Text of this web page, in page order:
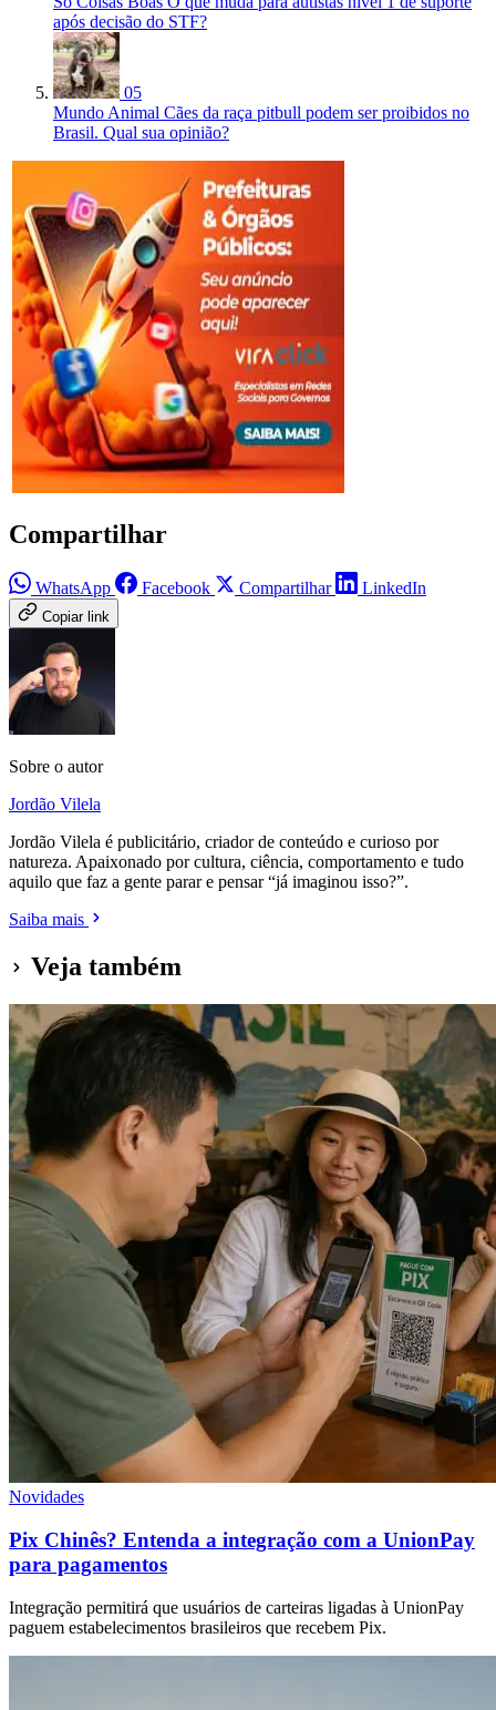
após decisão do STF?
05
Mundo Animal Cães da raça pitbull podem ser proibidos no
Brasil. Qual sua opinião?
Compartilhar
WhatsApp Facebook Compartilhar LinkedIn
Copiar link
Sobre o autor
Jordão Vilela
Jordão Vilela é publicitário, criador de conteúdo e curioso por
natureza. Apaixonado por cultura, ciência, comportamento e tudo
aquilo que faz a gente parar e pensar “já imaginou isso?”.
Saiba mais
Veja também
Novidades
Pix Chinês? Entenda a integração com a UnionPay
para pagamentos
Integração permitirá que usuários de carteiras ligadas à UnionPay
paguem estabelecimentos brasileiros que recebem Pix.